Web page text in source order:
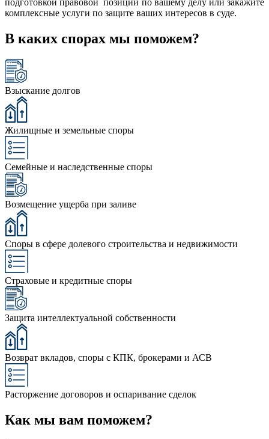
комплексные услуги по защите ваших интересов в суде.
В каких спорах мы поможем?
Взыскание долгов
Жилищные и земельные споры
Семейные и наследственные споры
Возмещение ущерба при заливе
Споры в сфере долевого строительства и недвижимости
Страховые и кредитные споры
Защита интеллектуальной собственности
Возврат вкладов, споры с КПК, брокерами и АСВ
Расторжение договоров и оспаривание сделок
Как мы вам поможем?